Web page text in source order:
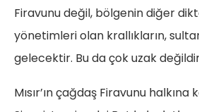
Firavunu değil, bölgenin diğer
yönetimleri olan krallıkların,
gelecektir. Bu da çok uzak
Mısır’ın çağdaş Firavunu halkına